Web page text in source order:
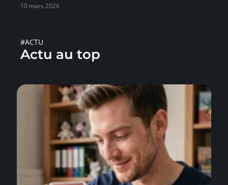
10 mars 2026
#ACTU
Actu au top